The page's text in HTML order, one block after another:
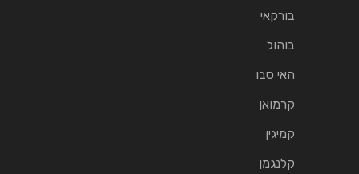
בורקאי
בוהול
האי סבו
קרמואן
קמיגין
קלנגמן